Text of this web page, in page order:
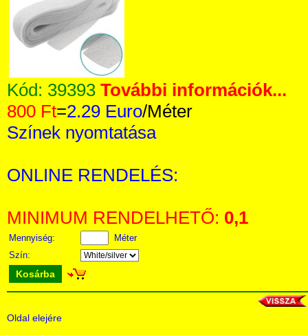
Kód: 39393 További információk...
800 Ft=2.29 Euro/Méter
Színek nyomtatása
ONLINE RENDELÉS:
MINIMUM RENDELHETŐ: 0,1
Mennyiség:
Méter
Szín:
Kosárba
Oldal elejére